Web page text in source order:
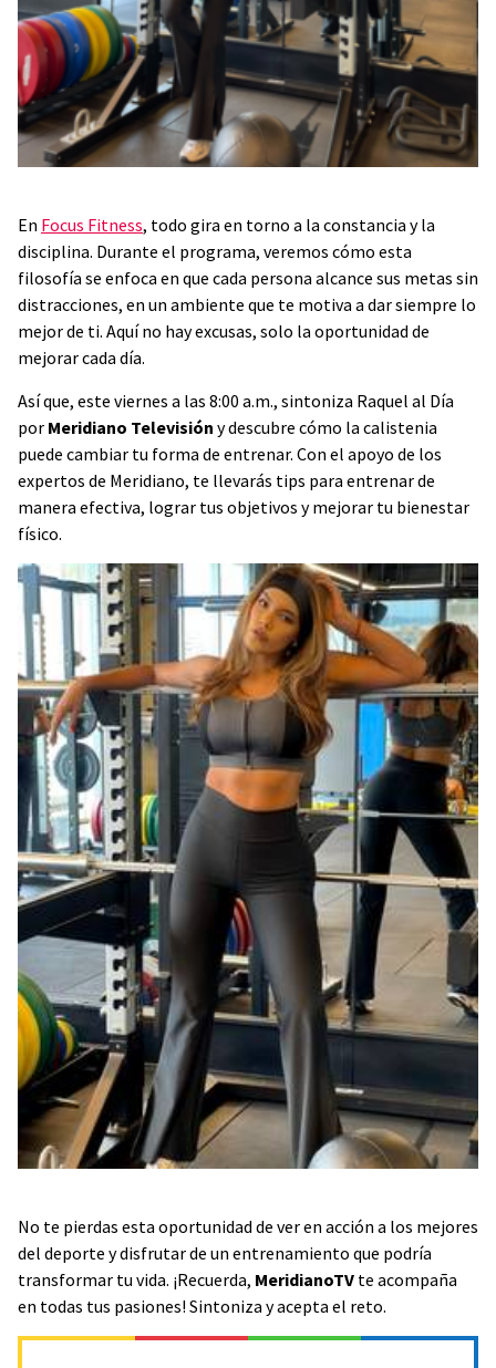
En Focus Fitness, todo gira en torno a la constancia y la
disciplina. Durante el programa, veremos cómo esta
filosofía se enfoca en que cada persona alcance sus metas sin
distracciones, en un ambiente que te motiva a dar siempre lo
mejor de ti. Aquí no hay excusas, solo la oportunidad de
mejorar cada día.
Así que, este viernes a las 8:00 a.m., sintoniza Raquel al Día
por Meridiano Televisión y descubre cómo la calistenia
puede cambiar tu forma de entrenar. Con el apoyo de los
expertos de Meridiano, te llevarás tips para entrenar de
manera efectiva, lograr tus objetivos y mejorar tu bienestar
físico.
No te pierdas esta oportunidad de ver en acción a los mejores
del deporte y disfrutar de un entrenamiento que podría
transformar tu vida. ¡Recuerda, MeridianoTV te acompaña
en todas tus pasiones! Sintoniza y acepta el reto.